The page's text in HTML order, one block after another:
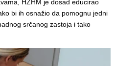
HZHM je dosad educirao
bi ih osnažio da pomognu jedni
srčanog zastoja i tako